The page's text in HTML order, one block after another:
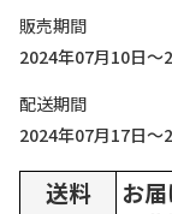
販売期間
2024年07月10日～
配送期間
2024年07月17日～
送料
お